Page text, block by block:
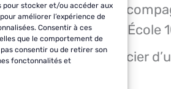
pour stocker et/ou accéder aux
améliorer l’expérience de
Consentir à ces
que le comportement de
consentir ou de retirer son
fonctonnalités et
conseillers vous
de votre formation École
permet de bénéficier